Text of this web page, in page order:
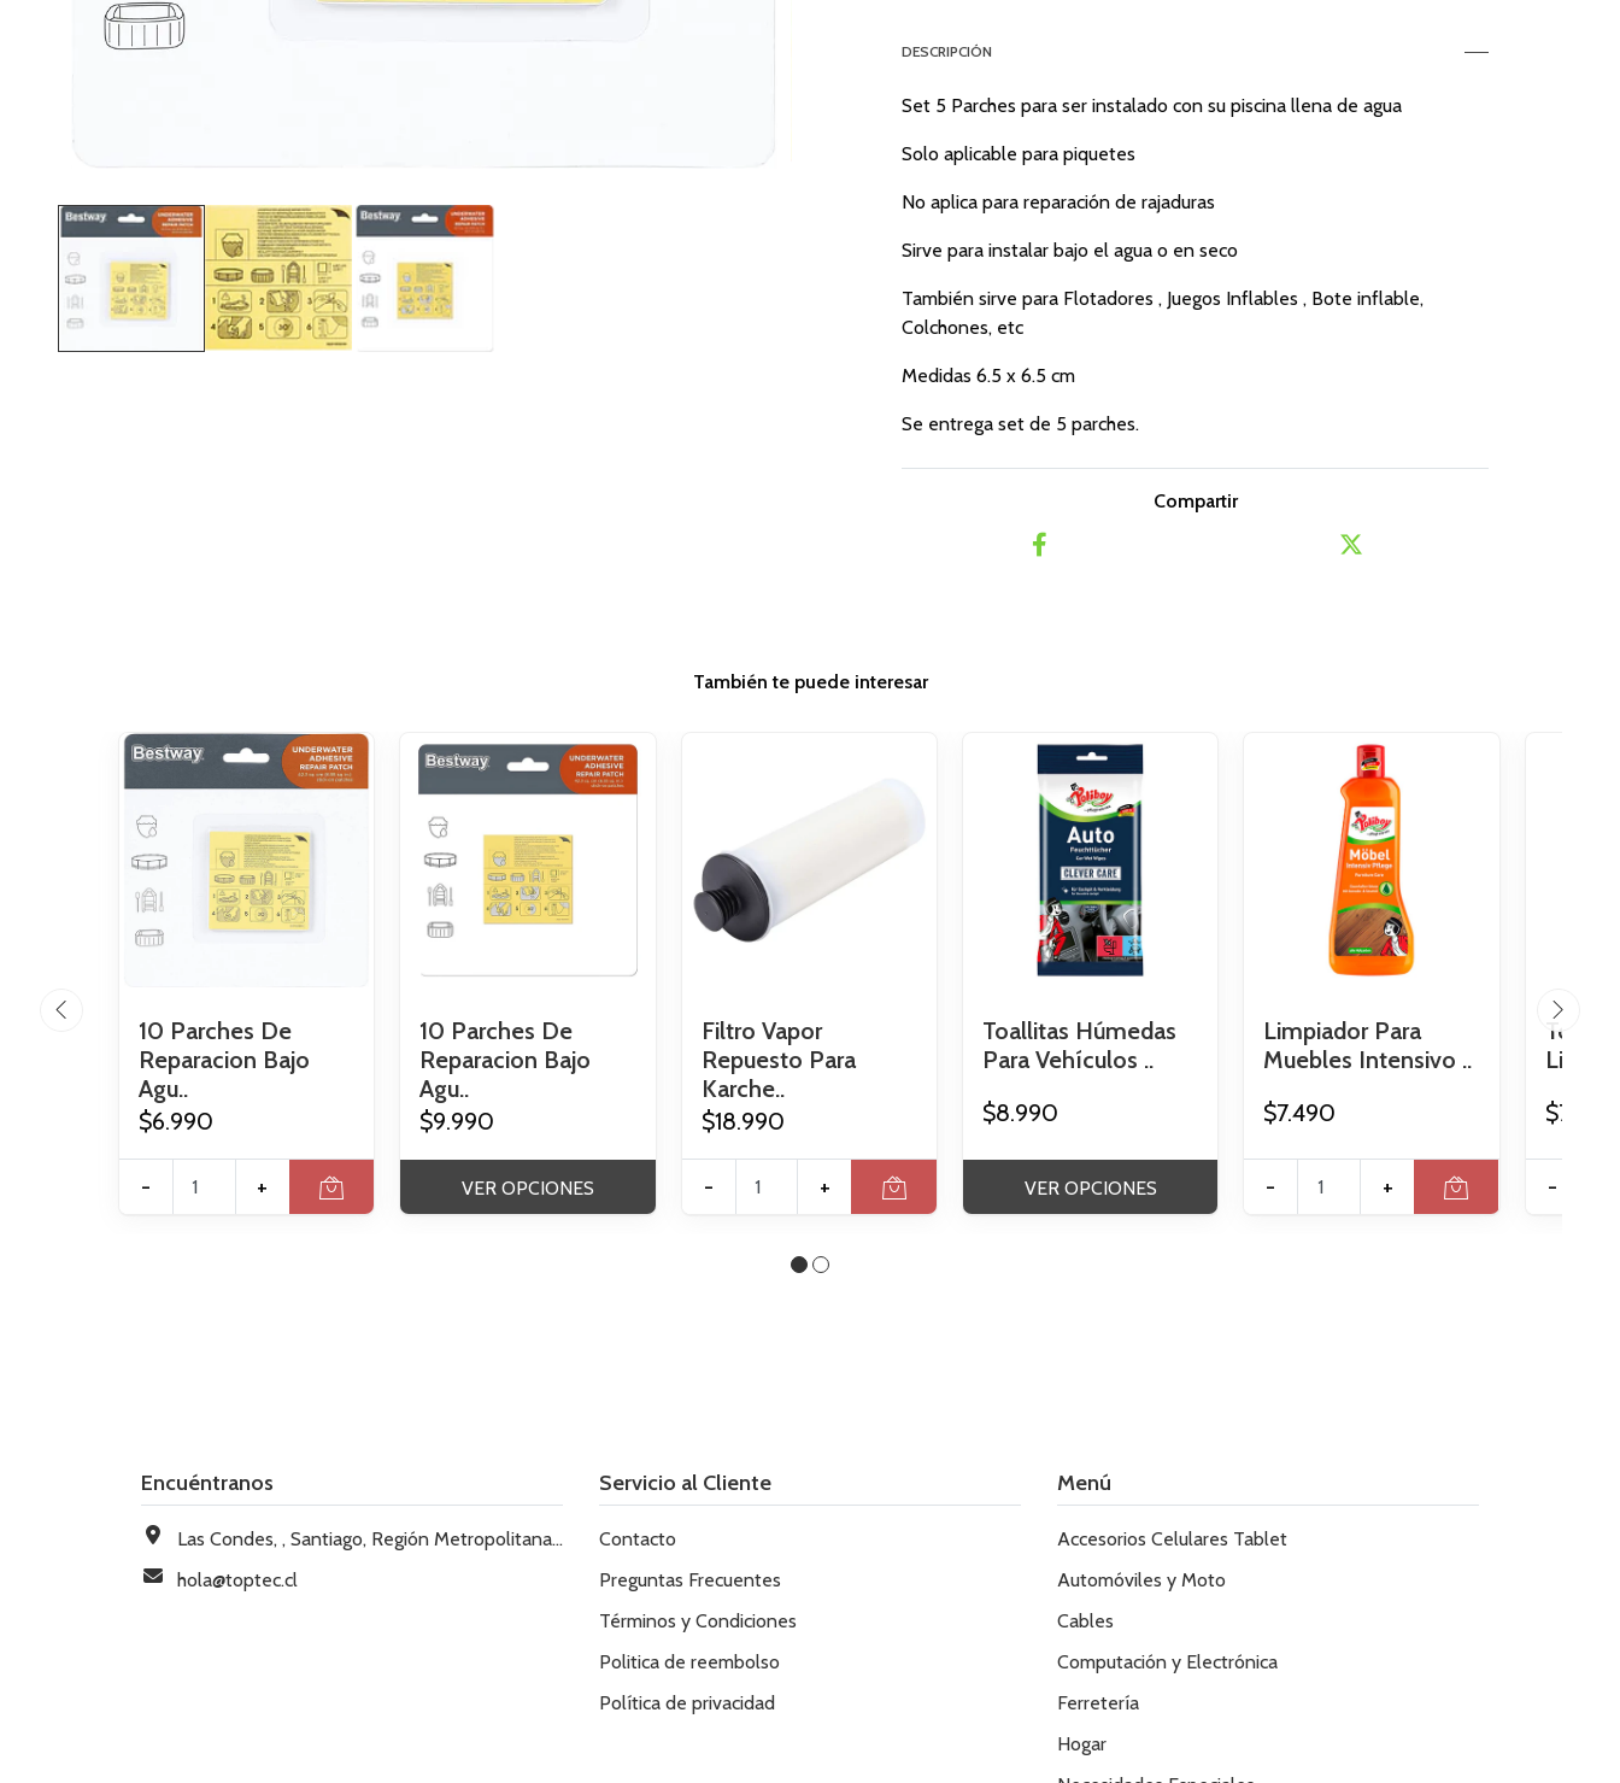
DESCRIPCIÓN
Set 5 Parches para ser instalado con su piscina llena de agua
Solo aplicable para piquetes
No aplica para reparación de rajaduras
Sirve para instalar bajo el agua o en seco
También sirve para Flotadores , Juegos Inflables , Bote inflable,
Colchones, etc
Medidas 6.5 x 6.5 cm
Se entrega set de 5 parches.
Compartir
También te puede interesar
10 Parches De
Reparacion Bajo
Agu..
$6.990
- +
10 Parches De
Reparacion Bajo
Agu..
$9.990
VER OPCIONES
Filtro Vapor
Repuesto Para
Karche..
$18.990
- +
Toallitas Húmedas
Para Vehículos ..
$8.990
VER OPCIONES
Limpiador Para
Muebles Intensivo ..
$7.490
- +
$7.990
-
Encuéntranos
Las Condes, , Santiago, Región Metropolitana, Chile
hola@toptec.cl
Servicio al Cliente
Contacto
Preguntas Frecuentes
Términos y Condiciones
Politica de reembolso
Política de privacidad
Menú
Accesorios Celulares Tablet
Automóviles y Moto
Cables
Computación y Electrónica
Ferretería
Hogar